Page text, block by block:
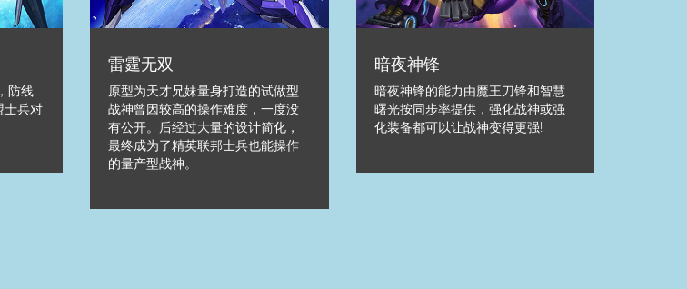
防线
士兵对
雷霆无双
原型为天才兄妹量身打造的试做型
战神曾因较高的操作难度，一度没
有公开。后经过大量的设计简化，
最终成为了精英联邦士兵也能操作
的量产型战神。
暗夜神锋
暗夜神锋的能力由魔王刀锋和智慧
曙光按同步率提供，强化战神或强
化装备都可以让战神变得更强!